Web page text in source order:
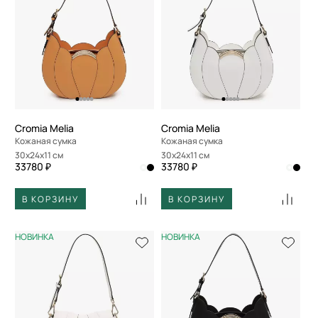
По убыванию цены
По размеру скидки
По скорости доставки
Cromia Melia
Кожаная сумка
30x24x11 см
33780 ₽
В КОРЗИНУ
Cromia Melia
Кожаная сумка
30x24x11 см
33780 ₽
В КОРЗИНУ
НОВИНКА НОВИНКА